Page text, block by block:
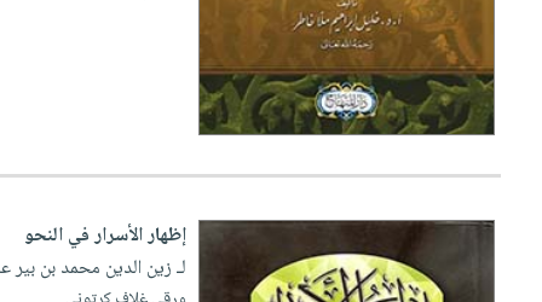
صابون
أطفال
مناسبات
فيديوهات
أسئلة
يتكرر
طرحها
وفرات
التسوق
نشرة
إظهار الأسرار في النحو
لـ زين الدين محمد بن بير